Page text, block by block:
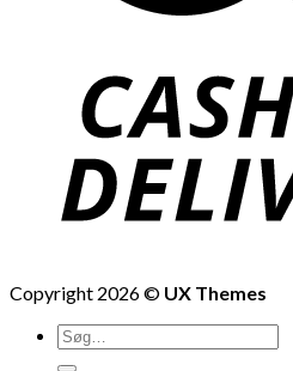
Copyright 2026 © UX Themes
Søg
efter: